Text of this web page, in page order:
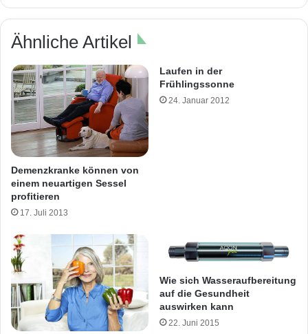
Ähnliche Artikel
Demenzkranke können von
einem neuartigen Sessel
profitieren
17. Juli 2013
Laufen in der
Frühlingssonne
24. Januar 2012
Wie sich Wasseraufbereitung
auf die Gesundheit
auswirken kann
22. Juni 2015